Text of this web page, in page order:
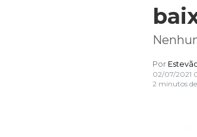
Por
02/07/2021
2 minutos